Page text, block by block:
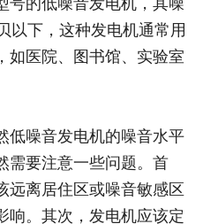
号的低噪音发电机，其噪
以下，这种发电机通常用
如医院、图书馆、实验室
低噪音发电机的噪音水平
需要注意一些问题。首
远离居住区或噪音敏感区
响。其次，发电机应该定